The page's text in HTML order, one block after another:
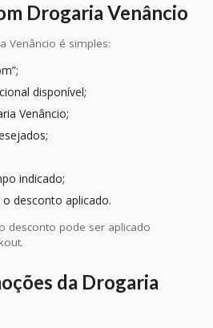
Drogaria Venâncio
Venâncio é simples:
disponível;
Venâncio;
indicado;
desconto aplicado.
desconto pode ser aplicado
da Drogaria